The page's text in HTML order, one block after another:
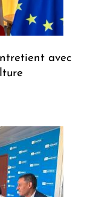
avec